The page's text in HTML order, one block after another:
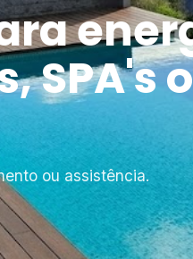
SPA's
ou assistência.